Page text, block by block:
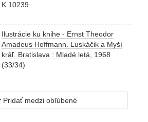
K 10239
Ilustrácie ku knihe - Ernst Theodor
Amadeus Hoffmann. Luskáčik a Myší
kráľ. Bratislava : Mladé letá, 1968
(33/34)
Pridať medzi obľúbené